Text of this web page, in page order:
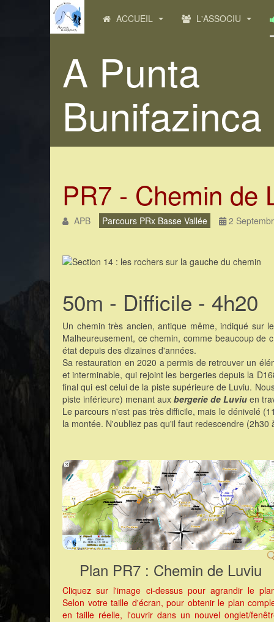
ACCUEIL L'ASSOCIU
A Punta
Bunifazinca
PR7 - Chemin de
APB Parcours PRx Basse Vallée 2
50m - Difficile - 4h20
Un chemin très ancien, antique même, indiqué sur le
Malheureusement, ce chemin, comme beaucoup
état depuis des dizaines d'années.
Sa restauration en 2020 a permis de retrouver un
et interminable, qui rejoint les bergeries depuis la
final qui est celui de la piste supérieure de Luviu.
piste inférieure) menant aux bergerie de Luviu en
Le parcours n'est pas très difficile, mais le dénivelé
la montée. N'oubliez pas qu'il faut redescendre
Plan PR7 : Chemin de Luviu
Cliquez sur l'image ci-dessus pour agrandir le
Selon votre taille d'écran, pour obtenir le plan
en taille réelle, l'ouvrir dans un nouvel onglet/